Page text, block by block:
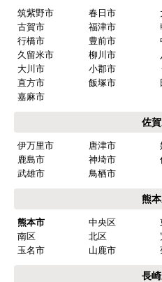
商品の梱包は必要十分なもの
またこのショップを利用した
文時期】2026年03月
【このショップを選んだ
商品価格がお手頃だった
【注文からどのくらいで
忘れました
【その他感想・コメント
工事は土曜日に申し込ん
筑紫野市
春日市
古賀市
福津市
行橋市
豊前市
久留米市
柳川市
大川市
小郡市
直方市
飯塚市
嘉麻市
佐
伊万里市 唐津市
鹿島市
神埼市
武雄市
鳥栖市
熊
熊本市 中央区
南区
北区
玉名市
山鹿市
長